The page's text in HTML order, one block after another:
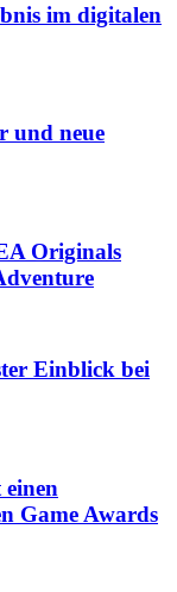
im digitalen
und neue
Originals
Einblick bei
Game Awards